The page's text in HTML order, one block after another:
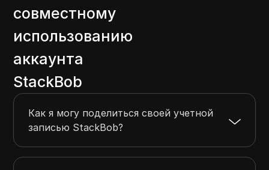
совместному
использованию
аккаунта
StackBob
Как я могу поделиться своей учетной
записью StackBob?